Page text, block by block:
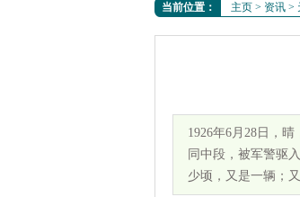
当前位置： 主页 > 资讯 >
1926年6月28日，
同中段，被军警驱
少顷，又是一辆；